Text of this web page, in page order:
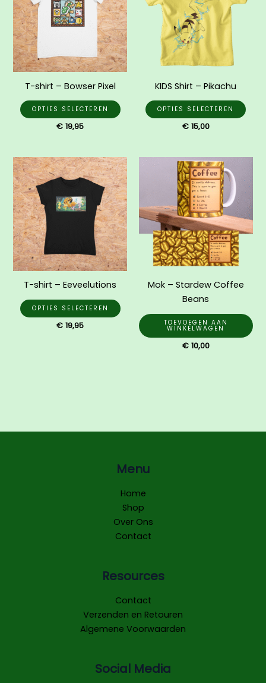
T-shirt – Bowser Pixel
OPTIES SELECTEREN
meerdere
variaties.
Deze
optie
kan
op
€ 19,95
KIDS Shirt – Pikachu
OPTIES SELECTEREN
op
€15,00
T-shirt – Eeveelutions
OPTIES SELECTEREN
Dit
product
heeft
meerdere
variaties.
Deze
optie
kan
worden
op
productpagina
€ 19,95
Mok – Stardew Coffee
Beans
TOEVOEGEN AAN
WINKELWAGEN
€10,00
Menu
Home
Shop
Over Ons
Contact
Resources
Contact
Verzenden en Retouren
Algemene Voorwaarden
Social Media